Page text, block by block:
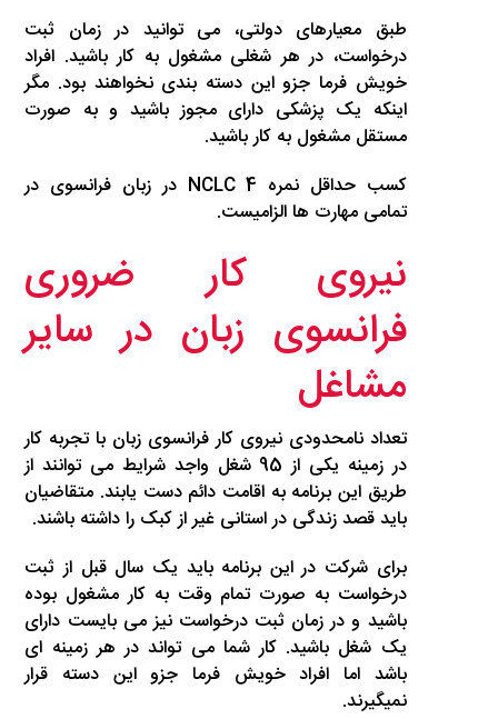
طبق معیارهای دولتی، می توانید در زمان ثبت
درخواست، در هر شغلی مشغول به کار باشید. افراد
خویش فرما جزو این دسته بندی نخواهند بود. مگر
اینکه یک پزشکی دارای مجوز باشید و به صورت
مستقل مشغول به کار باشید.
کسب حداقل نمره NCLC 4 در زبان فرانسوی در
تمامی مهارت ها الزامیست.
نیروی کار ضروری
فرانسوی زبان در سایر
مشاغل
تعداد نامحدودی نیروی کار فرانسوی زبان با تجربه کار
در زمینه یکی از 95 شغل واجد شرایط می توانند از
طریق این برنامه به اقامت دائم دست یابند. متقاضیان
باید قصد زندگی در استانی غیر از کبک را داشته باشند.
برای شرکت در این برنامه باید یک سال قبل از ثبت
درخواست به صورت تمام وقت به کار مشغول بوده
باشید و در زمان ثبت درخواست نیز می بایست دارای
یک شغل باشید. کار شما می تواند در هر زمینه ای
باشد اما افراد خویش فرما جزو این دسته قرار
نمیگیرند.